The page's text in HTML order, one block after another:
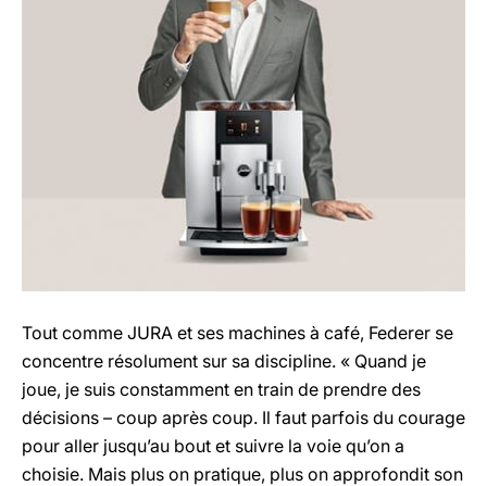
Tout comme JURA et ses machines à café, Federer se
concentre résolument sur sa discipline. « Quand je
joue, je suis constamment en train de prendre des
décisions – coup après coup. Il faut parfois du courage
pour aller jusqu’au bout et suivre la voie qu’on a
choisie. Mais plus on pratique, plus on approfondit son